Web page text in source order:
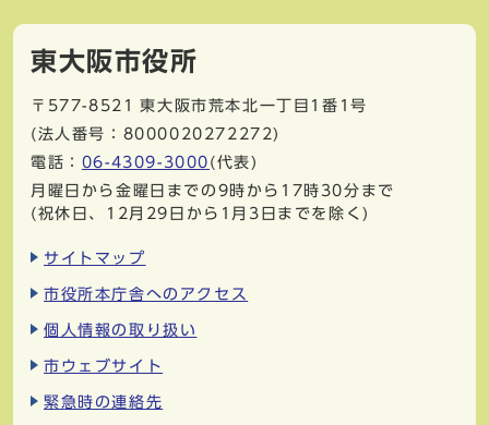
東大阪市役所
〒577-8521
東大阪市荒本北一丁目1番1号
(法人番号：8000020272272)
電話： 06-4309-3000 (代表)
月曜日から金曜日までの9時から17時30分まで
(祝休日、12月29日から1月3日までを除く)
サイトマップ
市役所本庁舎へのアクセス
個人情報の取り扱い
市ウェブサイト
緊急時の連絡先